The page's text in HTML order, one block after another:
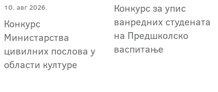
10. авг 2026.
Конкурс
Министарства
цивилних послова у
области културе
Конкурс за упис
ванредних студената
на Предшколско
васпитање